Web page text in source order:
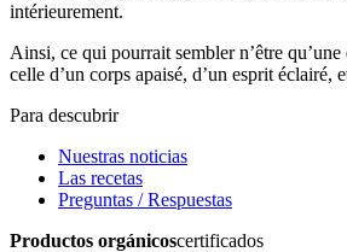
intérieurement.
Ainsi, ce qui pourrait sembler n’être
celle d’un corps apaisé, d’un esprit éclairé,
Para descubrir
Nuestras noticias
Las recetas
Preguntas / Respuestas
Productos orgánicoscertificados